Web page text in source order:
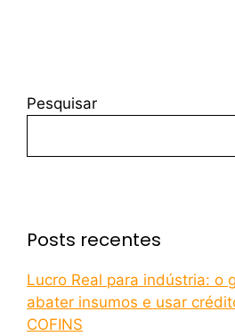
Pesquisar
Posts recentes
Lucro Real para indústria: o
abater insumos e usar
COFINS